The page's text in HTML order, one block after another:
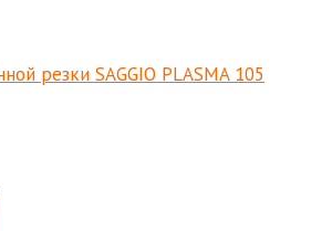
резки SAGGIO PLASMA 105